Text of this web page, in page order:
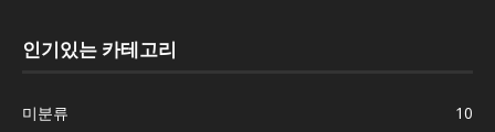
인기있는 카테고리
미분류 10